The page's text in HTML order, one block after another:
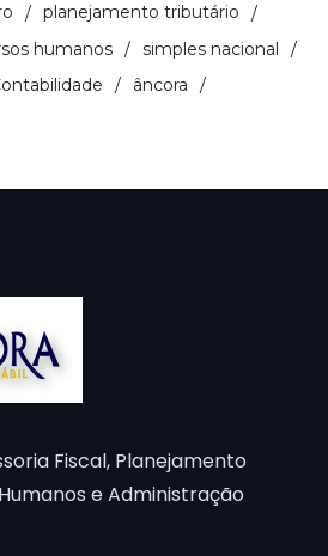
planejamento tributário
humanos
simples nacional
âncora
Fiscal, Planejamento
e Administração